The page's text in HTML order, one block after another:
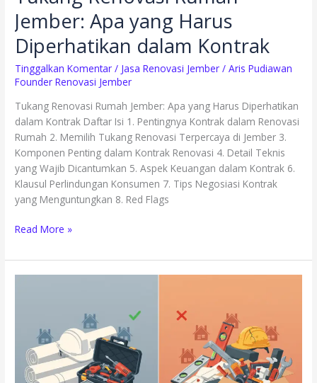
Jember: Apa yang Harus
Diperhatikan dalam Kontrak
Tinggalkan Komentar / Jasa Renovasi Jember /Aris Pudiawan
Founder Renovasi Jember
Tukang Renovasi Rumah Jember: Apa yang Harus Diperhatikan
dalam Kontrak Daftar Isi 1. Pentingnya Kontrak dalam Renovasi
Rumah 2. Memilih Tukang Renovasi Terpercaya di Jember 3.
Komponen Penting dalam Kontrak Renovasi 4. Detail Teknis
yang Wajib Dicantumkan 5. Aspek Keuangan dalam Kontrak 6.
Klausul Perlindungan Konsumen 7. Tips Negosiasi Kontrak
yang Menguntungkan 8. Red Flags
Read More »
Renovasi
Jember
yang
Profesional